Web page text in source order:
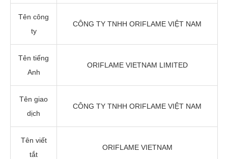
Tên công
ty
CÔNG TY TNHH ORIFLAME VIỆT NAM
Tên tiếng
Anh
ORIFLAME VIETNAM LIMITED
Tên giao
dịch
CÔNG TY TNHH ORIFLAME VIỆT NAM
Tên viết
tắt
ORIFLAME VIETNAM